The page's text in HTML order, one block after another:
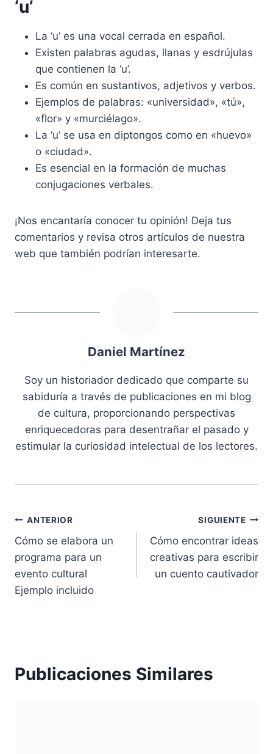
‘u’
La ‘u’ es una vocal cerrada en español.
Existen palabras agudas, llanas y esdrújulas
que contienen la ‘u’.
Es común en sustantivos, adjetivos y verbos.
Ejemplos de palabras: «universidad», «tú»,
«flor» y «murciélago».
La ‘u’ se usa en diptongos como en «huevo»
o «ciudad».
Es esencial en la formación de muchas
conjugaciones verbales.
¡Nos encantaría conocer tu opinión! Deja tus
comentarios y revisa otros artículos de nuestra
web que también podrían interesarte.
Daniel Martínez
Soy un historiador dedicado que comparte su
sabiduría a través de publicaciones en mi blog
de cultura, proporcionando perspectivas
enriquecedoras para desentrañar el pasado y
estimular la curiosidad intelectual de los lectores.
Navegación
de
entradas
ANTERIOR
Cómo se elabora un
programa para un
evento cultural
Ejemplo incluido
SIGUIENTE
Cómo encontrar ideas
creativas para escribir
un cuento cautivador
Publicaciones Similares